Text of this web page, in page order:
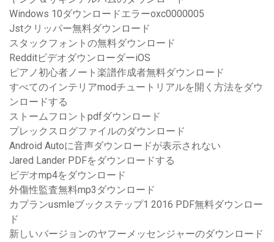
Windows 10ダウンロードエラーoxc0000005
Jstクリッパー無料ダウンロード
スタックフォントの無料ダウンロード
RedditビデオダウンローダーiOS
ピアノ初心者ノート楽譜作成者無料ダウンロード
すべてのインテリアmodチュートリアルを開く方法をダウ
ンロードする
ストームフロントpdfダウンロード
プレックスログファイルのダウンロード
Android Autoに音声ダウンロードが表示されない
Jared Lander PDFをダウンロードする
ビデオmp4をダウンロード
外傷性監査無料mp3ダウンロード
カプランusmleブックステップ1 2016 PDF無料ダウンロー
ド
新しいバージョンのヤフーメッセンジャーのダウンロード